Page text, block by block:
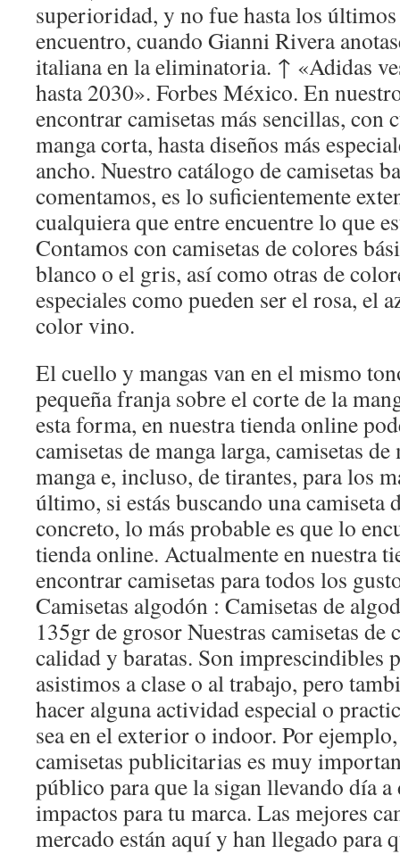
superioridad, y no fue hasta los
encuentro, cuando Gianni Rivera
italiana en la eliminatoria. ↑ «Adidas
hasta 2030». Forbes México. En
encontrar camisetas más sencillas, con
manga corta, hasta diseños más
ancho. Nuestro catálogo de camisetas
comentamos, es lo suficientemente
cualquiera que entre encuentre lo que
Contamos con camisetas de colores
blanco o el gris, así como otras de
especiales como pueden ser el rosa, el
color vino.
El cuello y mangas van en el mismo
pequeña franja sobre el corte de la
esta forma, en nuestra tienda online
camisetas de manga larga, camisetas
manga e, incluso, de tirantes, para los
último, si estás buscando una camiseta
concreto, lo más probable es que lo
tienda online. Actualmente en nuestra
encontrar camisetas para todos los
Camisetas algodón : Camisetas de
135gr de grosor Nuestras camisetas de
calidad y baratas. Son imprescindibles
asistimos a clase o al trabajo, pero
hacer alguna actividad especial o
sea en el exterior o indoor. Por
camisetas publicitarias es muy
público para que la sigan llevando día a
impactos para tu marca. Las mejores
mercado están aquí y han llegado para